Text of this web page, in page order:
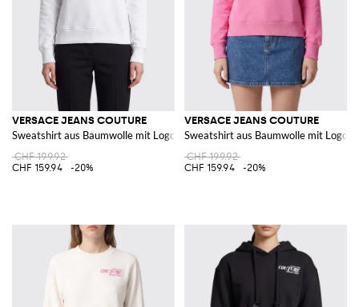
VERSACE JEANS COUTURE
Sweatshirt aus Baumwolle mit Logo
CHF 199.92
CHF 159.94
-20%
VERSACE JEANS COUTURE
Sweatshirt aus Baumwolle mit Logo
CHF 199.92
CHF 159.94
-20%